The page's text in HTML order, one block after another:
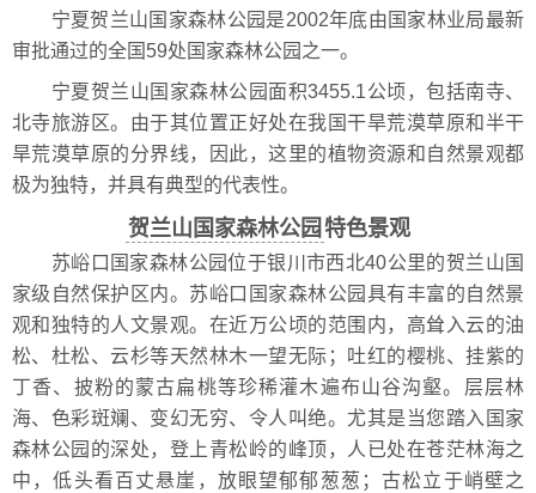
宁夏贺兰山国家森林公园是2002年底由国家林业局最新
审批通过的全国59处国家森林公园之一。
宁夏贺兰山国家森林公园面积3455.1公顷，包括南寺、
北寺旅游区。由于其位置正好处在我国干旱荒漠草原和半干
旱荒漠草原的分界线，因此，这里的植物资源和自然景观都
极为独特，并具有典型的代表性。
贺兰山国家森林公园 特色景观
苏峪口国家森林公园位于银川市西北40公里的贺兰山国
家级自然保护区内。苏峪口国家森林公园具有丰富的自然景
观和独特的人文景观。在近万公顷的范围内，高耸入云的油
松、杜松、云杉等天然林木一望无际；吐红的樱桃、挂紫的
丁香、披粉的蒙古扁桃等珍稀灌木遍布山谷沟壑。层层林
海、色彩斑斓、变幻无穷、令人叫绝。尤其是当您踏入国家
森林公园的深处，登上青松岭的峰顶，人已处在苍茫林海之
中，低头看百丈悬崖，放眼望郁郁葱葱；古松立于峭壁之